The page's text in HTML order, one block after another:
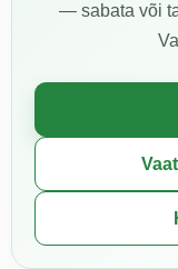
— sabata või